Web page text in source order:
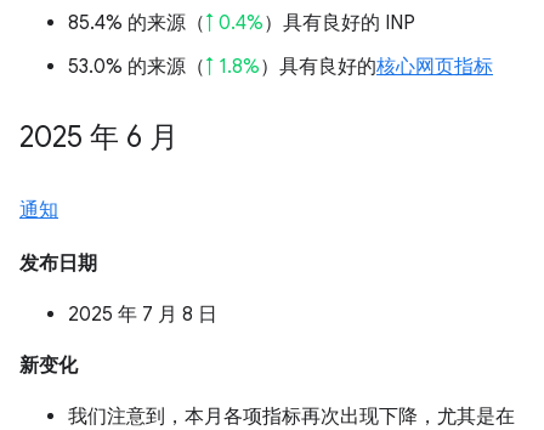
85.4% 的来源（↑ 0.4%）具有良好的 INP
53.0% 的来源（↑ 1.8%）具有良好的核心网页指标
2025 年 6 月
通知
发布日期
2025 年 7 月 8 日
新变化
我们注意到，本月各项指标再次出现下降，尤其是在